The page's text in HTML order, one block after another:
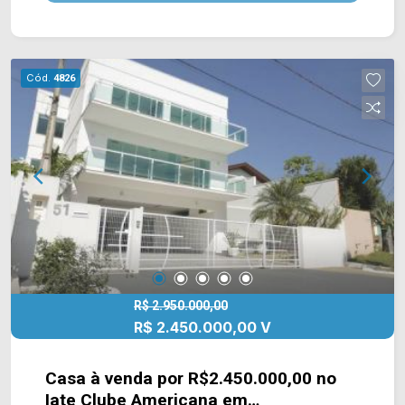
equipe e agende a sua visita!! WhatsApp e
Telefone Arbix: (19) 3475-4546 ARBIX IMÓVEIS -
Presente em cada mudança!
Cód. 4826
R$ 2.950.000,00
R$ 2.450.000,00 V
Casa à venda por R$2.450.000,00 no
Iate Clube Americana em